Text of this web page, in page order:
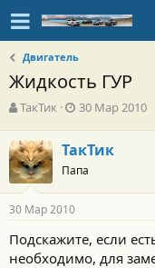
Двигатель
Жидкость ГУР
А
т
о
р
т
е
м
ы
ТакТик
Д
а
н
а
л
а
30 Мар 2010
ТакТик
Папа
30 Мар 2010
Подскажите, если
необходимо, для